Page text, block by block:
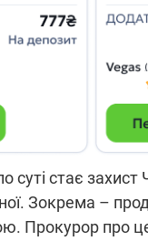
суті стає
Зокрема –
Прокурор про